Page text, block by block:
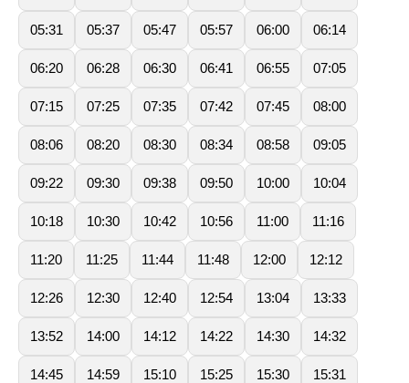
05:31 05:37 05:47 05:57 06:00 06:14
06:20 06:28 06:30 06:41 06:55 07:05
07:15 07:25 07:35 07:42 07:45 08:00
08:06 08:20 08:30 08:34 08:58 09:05
09:22 09:30 09:38 09:50 10:00 10:04
10:18 10:30 10:42 10:56 11:00 11:16
11:20 11:25 11:44 11:48 12:00 12:12
12:26 12:30 12:40 12:54 13:04 13:33
13:52 14:00 14:12 14:22 14:30 14:32
14:45 14:59 15:10 15:25 15:30 15:31